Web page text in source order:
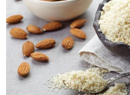
Doppelt
vergrößern